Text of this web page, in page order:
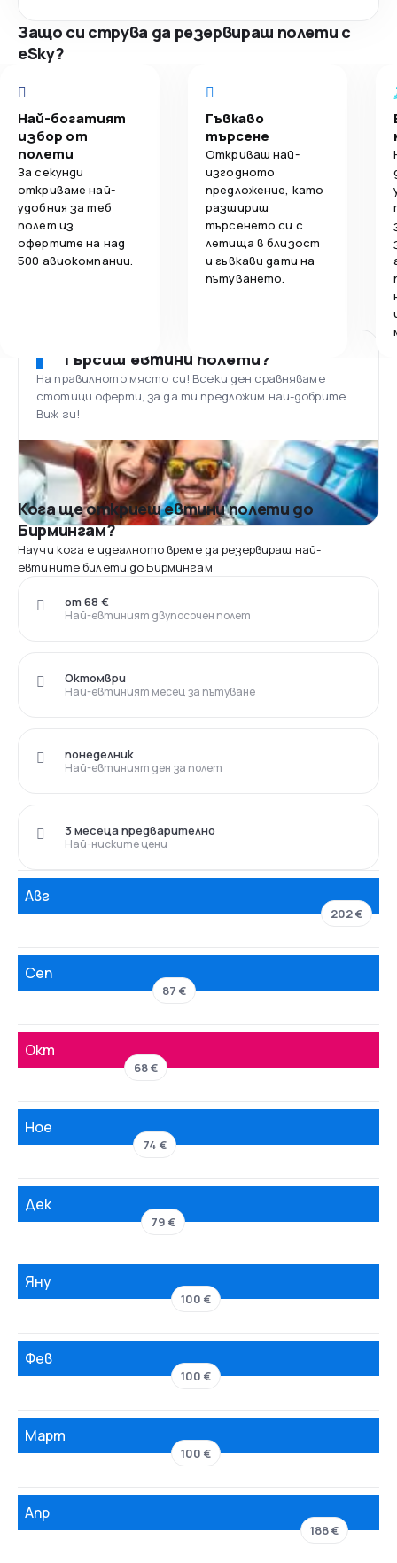
Защо си струва да резервираш полети с
eSky?
Най-богатият
избор от
полети
За секунди
откриваме най-
удобния за теб
полет из
офертите на над
500 авиокомпании.
Гъвкаво
търсене
Откриваш най-
изгодното
предложение, като
разшириш
търсенето си с
летища в близост
и гъвкави дати на
пътуването.
Търсиш евтини полети?
На правилното място си! Всеки ден сравняваме
стотици оферти, за да ти предложим най-добрите.
Виж ги!
Кога ще откриеш евтини полети до
Бирмингам?
Научи кога е идеалното време да резервираш най-
евтините билети до Бирмингам
Най-евтиният двупосочен полет
от 68 €
Най-евтиният месец за пътуване
Октомври
Най-евтиният ден за полет
понеделник
Най-ниските цени
3 месеца предварително
Авг
202 €
Сеп
87 €
Окт
68 €
Ное
74 €
Дек
79 €
Яну
100 €
Фев
100 €
Март
100 €
Апр
188 €